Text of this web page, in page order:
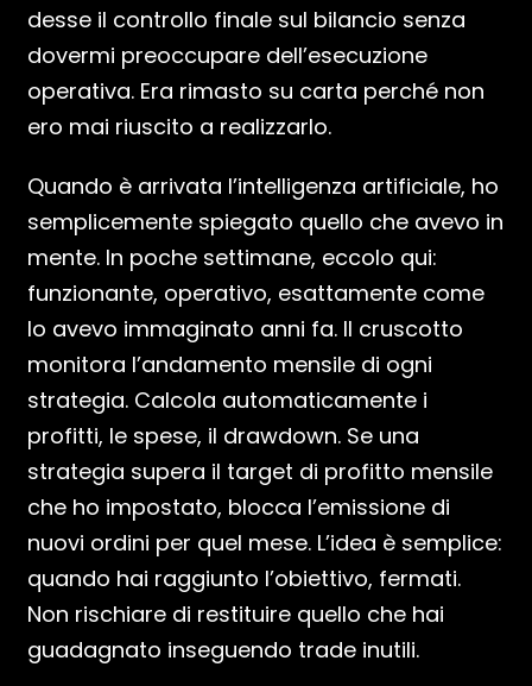
desse il controllo finale sul bilancio senza
dovermi preoccupare dell’esecuzione
operativa. Era rimasto su carta perché non
ero mai riuscito a realizzarlo.
Quando è arrivata l’intelligenza artificiale, ho
semplicemente spiegato quello che avevo in
mente. In poche settimane, eccolo qui:
funzionante, operativo, esattamente come
lo avevo immaginato anni fa. Il cruscotto
monitora l’andamento mensile di ogni
strategia. Calcola automaticamente i
profitti, le spese, il drawdown. Se una
strategia supera il target di profitto mensile
che ho impostato, blocca l’emissione di
nuovi ordini per quel mese. L’idea è semplice:
quando hai raggiunto l’obiettivo, fermati.
Non rischiare di restituire quello che hai
guadagnato inseguendo trade inutili.